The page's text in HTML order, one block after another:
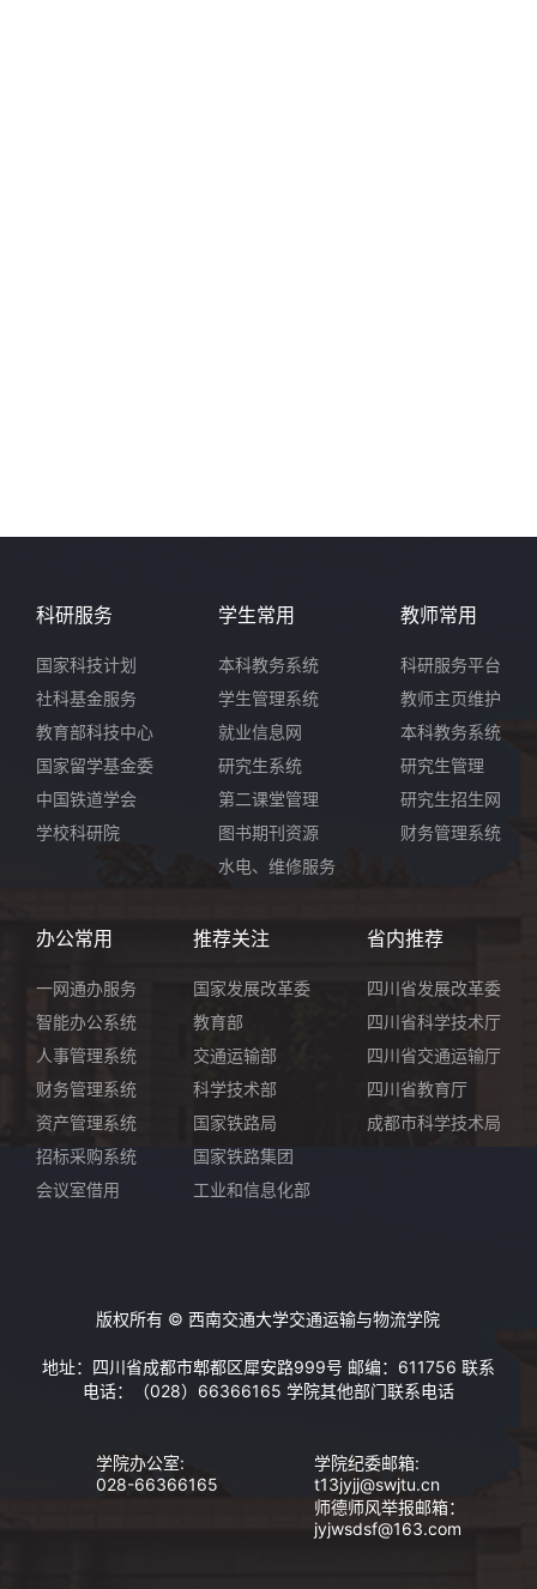
科研服务
国家科技计划
社科基金服务
教育部科技中心
国家留学基金委
中国铁道学会
学校科研院
学生常用
本科教务系统
学生管理系统
就业信息网
研究生系统
第二课堂管理
图书期刊资源
水电、维修服务
教师常用
科研服务平台
教师主页维护
本科教务系统
研究生管理
研究生招生网
财务管理系统
办公常用
一网通办服务
智能办公系统
人事管理系统
财务管理系统
资产管理系统
招标采购系统
会议室借用
推荐关注
国家发展改革委
教育部
交通运输部
科学技术部
国家铁路局
国家铁路集团
工业和信息化部
省内推荐
四川省发展改革委
四川省科学技术厅
四川省交通运输厅
四川省教育厅
成都市科学技术局
版权所有 © 西南交通大学交通运输与物流学院
地址：四川省成都市郫都区犀安路999号 邮编：611756 联系
电话：（028）66366165 学院其他部门联系电话
学院办公室:
028-66366165
学院纪委邮箱:
t13jyjj@swjtu.cn
师德师风举报邮箱：
jyjwsdsf@163.com